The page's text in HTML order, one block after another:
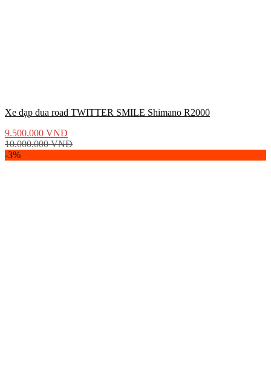
Xe đạp đua road TWITTER SMILE Shimano R2000
9.500.000 VNĐ
10.000.000VNĐ
-3%